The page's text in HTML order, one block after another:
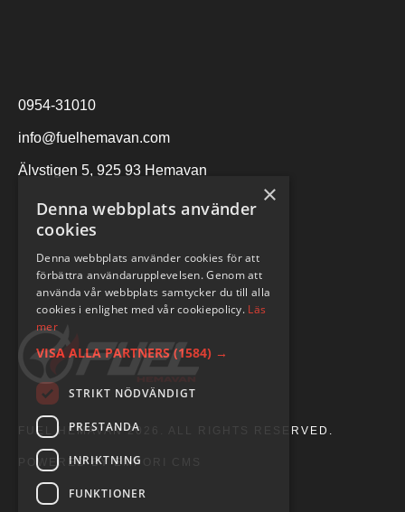
0954-31010
info@fuelhemavan.com
Älvstigen 5, 925 93 Hemavan
FUEL HEMAVAN 2026. ALL RIGHTS RESERVED.
POWERED BY EMPORI CMS
×
Denna webbplats använder
cookies
Denna webbplats använder cookies för att
förbättra användarupplevelsen. Genom att
använda vår webbplats samtycker du till alla
cookies i enlighet med vår cookiepolicy. Läs
mer
VISA ALLA PARTNERS (1584) →
STRIKT NÖDVÄNDIGT
PRESTANDA
INRIKTNING
FUNKTIONER